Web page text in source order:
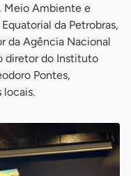
Meio Ambiente e
da Petrobras,
da Agência Nacional
diretor do Instituto
Pontes,
locais.